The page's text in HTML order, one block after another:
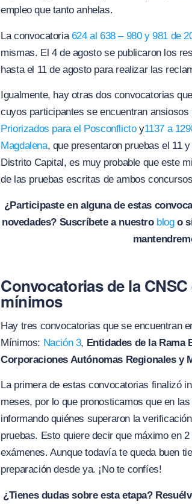
empleo que tanto anhelas.
La convocatoria 624 al 638 – 980 y 981 de
mismas. El 4 de agosto se publicaron los
hasta el 11 de agosto para realizar las
Igualmente, hay otras dos convocatorias
cuyos participantes se encuentran
Priorizados para el Posconflictoy1137 a
Magdalena, que presentaron pruebas el 11
Distrito Capital, es muy probable que este
de las pruebas escritas de ambos
¿Participaste en alguna de estas
novedades? Suscríbete a nuestro blogo
Convocatorias de la
mínimos
Hay tres convocatorias que se encuentran
Mínimos: Nación 3, Entidades de la Rama
Corporaciones Autónomas Regionales y
La primera de estas convocatorias finalizó
meses, por lo que pronosticamos que en
informando quiénes superaron la
pruebas. Esto quiere decir que máximo en
exámenes. Aunque todavía te queda buen
preparación desde ya. ¡No te confíes!
¿Tienes dudas sobre esta etapa?